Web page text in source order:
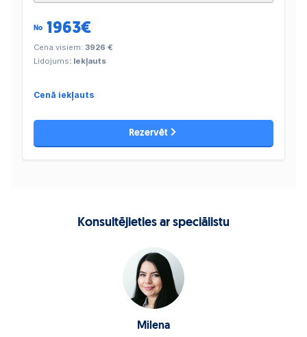
No 1963€
Cena visiem: 3926 €
Lidojums: Iekļauts
Cenā iekļauts
Rezervēt
Konsultējieties ar speciālistu
Milena